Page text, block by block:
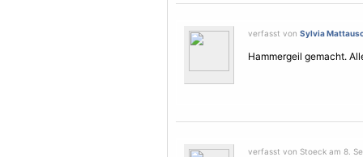
verfasst von Sylvia
Hammergeil gemacht.
verfasst von Stoeck am 8.